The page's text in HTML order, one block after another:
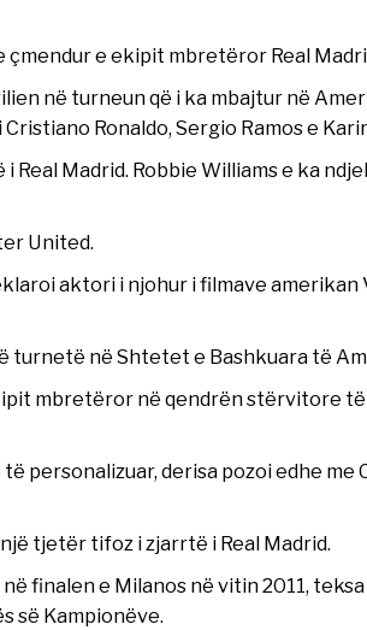
e ekipit mbretëror Real
në turneun që i ka mbajtur në
Ronaldo, Sergio Ramos e
Madrid. Robbie Williams e ka
United.
aktori i njohur i filmave amerikan
turnetë në Shtetet e Bashkuara të
mbretëror në qendrën stërvitore të
personalizuar, derisa pozoi edhe me
tjetër tifoz i zjarrtë i Real Madrid.
finalen e Milanos në vitin 2011, teksa
së Kampionëve.